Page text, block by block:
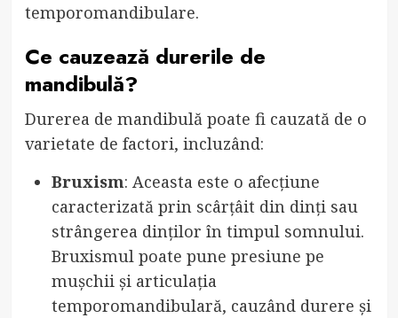
temporomandibulare.
Ce cauzează durerile de
mandibulă?
Durerea de mandibulă poate fi cauzată de o
varietate de factori, incluzând:
Bruxism: Aceasta este o afecțiune
caracterizată prin scârțâit din dinți sau
strângerea dinților în timpul somnului.
Bruxismul poate pune presiune pe
mușchii și articulația
temporomandibulară, cauzând durere și